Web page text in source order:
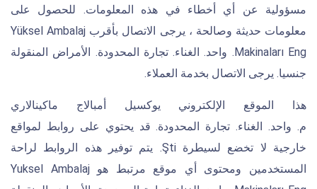
مسؤولية عن أي أخطاء في هذه المعلومات. للحصول على
معلومات حديثة وصالحة ، يرجى الاتصال بأقرب Yüksel Ambalaj
Makinaları Eng. واحد. الغناء. تجارة المحدودة. الأمراض المنقولة
جنسيا. يرجى الاتصال بخدمة العملاء.
هذا الموقع الإلكتروني يوكسيل أمبالاج ماكينالاري
م. واحد. الغناء. تجارة المحدودة. قد يحتوي على روابط لمواقع
خارجية لا تخضع لسيطرة Şti. يتم توفير هذه الروابط لراحة
المستخدمين ومحتوى أي موقع مرتبط هو Yuksel Ambalaj